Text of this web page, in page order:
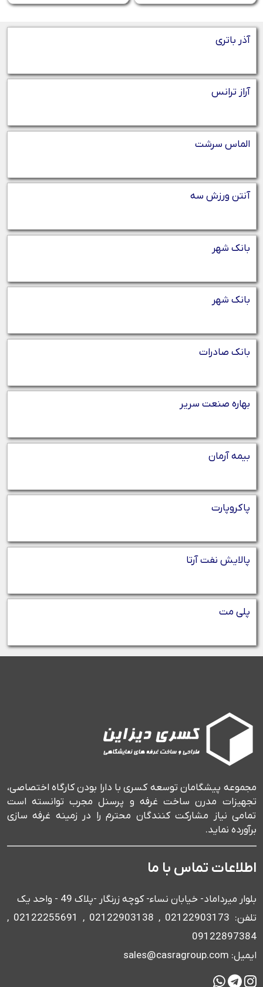
آذر باتری
آراز ترانس
الماس سرشت
آنتن ورزش سه
بانک شهر
بانک شهر
بانک صادرات
بهاره صنعت سریر
بیمه آرمان
پاکروپارت
پالایش نفت آرتا
پلی مت
مجموعه پیشگامان توسعه کسری با دارا بودن کارگاه اختصاصی،
تجهیزات مدرن ساخت غرفه و پرسنل مجرب توانسته است
تمامی نیاز مشارکت کنندگان محترم را در زمینه غرفه سازی
برآورده نماید.
اطلاعات تماس با ما
بلوار میرداماد- خیابان نساء- کوچه زرنگار -پلاک 49 - واحد یک
تلفن: 02122903173 , 02122903138 , 02122255691 ,
09122897384
ایمیل: sales@casragroup.com